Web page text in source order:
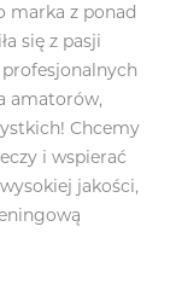
marka z ponad
się z pasji
amatorów,
Chcemy
i wspierać
jakości,